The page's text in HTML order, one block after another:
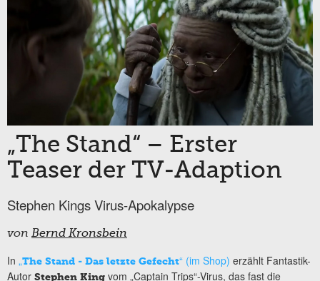
„The Stand“ – Erster
Teaser der TV-Adaption
Stephen Kings Virus-Apokalypse
von Bernd Kronsbein
In „The Stand - Das letzte Gefecht“ (im Shop) erzählt Fantastik-
Autor Stephen King vom „Captain Trips“-Virus, das fast die